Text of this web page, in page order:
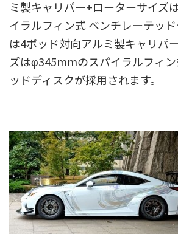
ミ製キャリパー+ローターサイズ
イラルフィン式 ベンチレーテッ
は4ポッド対向アルミ製キャリパ
ズはφ345mmのスパイラルフィ
ッドディスクが採用されます。